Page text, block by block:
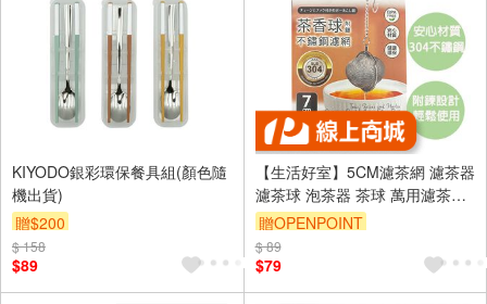
KIYODO銀彩環保餐具組(顏色隨
機出貨)
贈$200
$ 158
$89
【生活好室】5CM濾茶網 濾茶器
濾茶球 泡茶器 茶球 萬用濾茶器
過濾網 不鏽鋼濾茶球 304不鏽鋼
濾茶網 304濾網
贈OPENPOINT
訂單滿999享9折
$ 89
$79